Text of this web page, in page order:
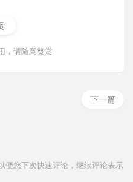
，请随意赞赏
下一篇
便您下次快速评论，继续评论表示